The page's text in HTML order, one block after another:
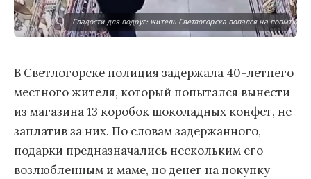
Сладости для подруг: житель Светлогорска попался на попытке
В Светлогорске полиция задержала 40-летнего
местного жителя, который попытался вынести
из магазина 13 коробок шоколадных конфет, не
заплатив за них. По словам задержанного,
подарки предназначались нескольким его
возлюбленным и маме, но денег на покупку